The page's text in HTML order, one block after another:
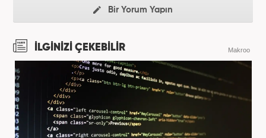
Bir Yorum Yapın
İLGİNİZİ ÇEKEBİLİR Makroo